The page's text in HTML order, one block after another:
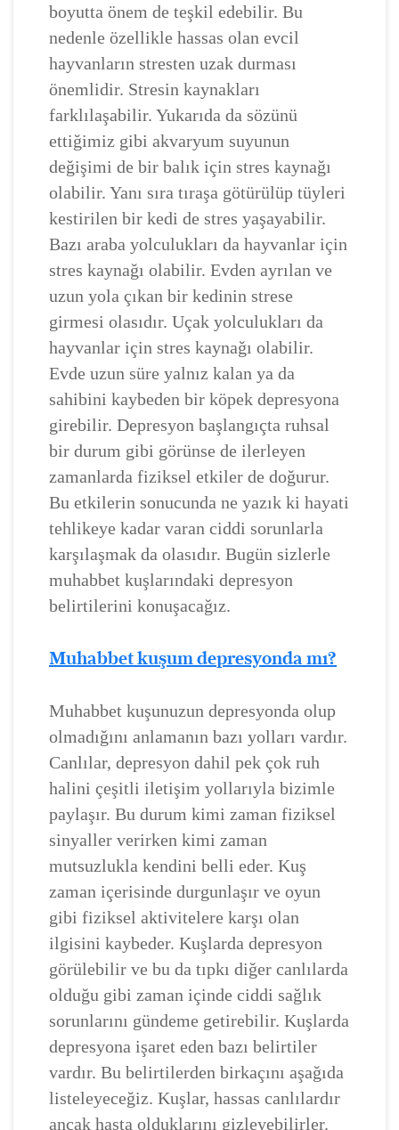
boyutta önem de teşkil edebilir. Bu
nedenle özellikle hassas olan evcil
hayvanların stresten uzak durması
önemlidir. Stresin kaynakları
farklılaşabilir. Yukarıda da sözünü
ettiğimiz gibi akvaryum suyunun
değişimi de bir balık için stres kaynağı
olabilir. Yanı sıra tıraşa götürülüp tüyleri
kestirilen bir kedi de stres yaşayabilir.
Bazı araba yolculukları da hayvanlar için
stres kaynağı olabilir. Evden ayrılan ve
uzun yola çıkan bir kedinin strese
girmesi olasıdır. Uçak yolculukları da
hayvanlar için stres kaynağı olabilir.
Evde uzun süre yalnız kalan ya da
sahibini kaybeden bir köpek depresyona
girebilir. Depresyon başlangıçta ruhsal
bir durum gibi görünse de ilerleyen
zamanlarda fiziksel etkiler de doğurur.
Bu etkilerin sonucunda ne yazık ki hayati
tehlikeye kadar varan ciddi sorunlarla
karşılaşmak da olasıdır. Bugün sizlerle
muhabbet kuşlarındaki depresyon
belirtilerini konuşacağız.
Muhabbet kuşum depresyonda mı?
Muhabbet kuşunuzun depresyonda olup
olmadığını anlamanın bazı yolları vardır.
Canlılar, depresyon dahil pek çok ruh
halini çeşitli iletişim yollarıyla bizimle
paylaşır. Bu durum kimi zaman fiziksel
sinyaller verirken kimi zaman
mutsuzlukla kendini belli eder. Kuş
zaman içerisinde durgunlaşır ve oyun
gibi fiziksel aktivitelere karşı olan
ilgisini kaybeder. Kuşlarda depresyon
görülebilir ve bu da tıpkı diğer canlılarda
olduğu gibi zaman içinde ciddi sağlık
sorunlarını gündeme getirebilir. Kuşlarda
depresyona işaret eden bazı belirtiler
vardır. Bu belirtilerden birkaçını aşağıda
listeleyeceğiz. Kuşlar, hassas canlılardır
ancak hasta olduklarını gizleyebilirler.